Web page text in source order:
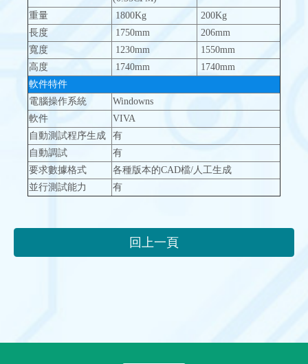
重量 1800Kg
200Kg
長度
1750mm
206mm
寬度
1230mm
1550mm
高度
1740mm
1740mm
軟件特件
電腦操作系統
Windowns
軟件
VIVA
自動測試程序生成
有
自動調試
有
要求數據格式
各種版本的CAD檔/人工生成
並行測試能力
有
回上一頁